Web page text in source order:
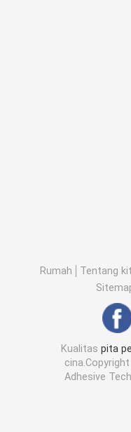
Rumah Tentang
Kualitas pita
Adhesive